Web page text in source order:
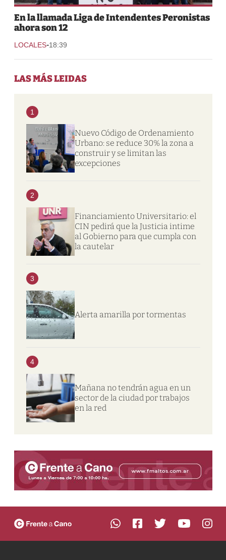
En la llamada Liga de Intendentes Peronistas
ahora son 12
LOCALES-18:39
LAS MÁS LEIDAS
1
Nuevo Código de Ordenamiento
Urbano: se reduce 30% la zona a
construir y se limitan las
excepciones
2
Financiamiento Universitario: el
CIN pedirá que la Justicia intime
al Gobierno para que cumpla con
la cautelar
3
Alerta amarilla por tormentas
4
Mañana no tendrán agua en un
sector de la ciudad por trabajos
en la red